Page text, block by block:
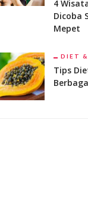
4
Dicoba
Mepet
DIET
Tips